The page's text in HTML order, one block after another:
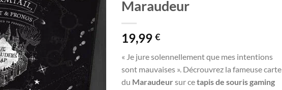
Maraudeur
19,99 €
« Je jure solennellement que mes intentions
sont mauvaises ». Décrouvrez la fameuse carte
du Maraudeur sur cetapis de souris gaming